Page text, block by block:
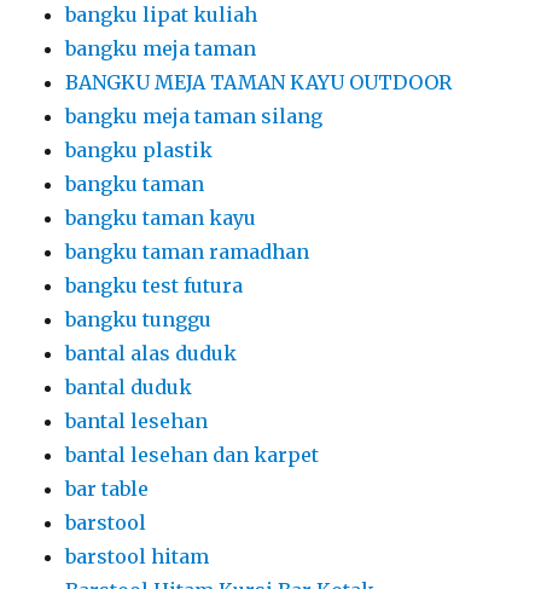
bangku lipat kuliah
bangku meja taman
BANGKU MEJA TAMAN KAYU OUTDOOR
bangku meja taman silang
bangku plastik
bangku taman
bangku taman kayu
bangku taman ramadhan
bangku test futura
bangku tunggu
bantal alas duduk
bantal duduk
bantal lesehan
bantal lesehan dan karpet
bar table
barstool
barstool hitam